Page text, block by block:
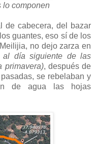
lo componen
de cabecera, del bazar
guantes, eso sí de los
no dejo zarza en
al día siguiente de las
primavera), después de
se rebelaban y
de agua las hojas